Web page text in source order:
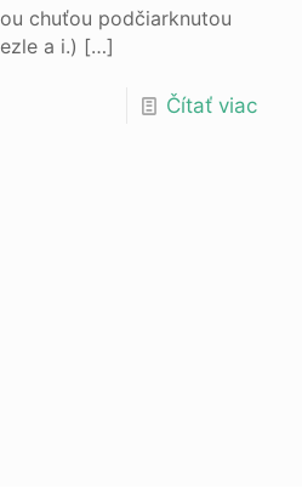
chuťou podčiarknutou
a i.) […]
Čítať viac